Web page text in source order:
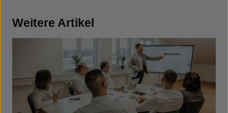
Weitere Artikel